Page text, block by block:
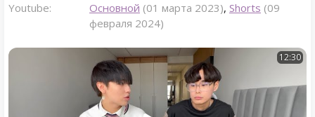
Youtube:
Основной (01 марта 2023), Shorts (09
февраля 2024)
12:30